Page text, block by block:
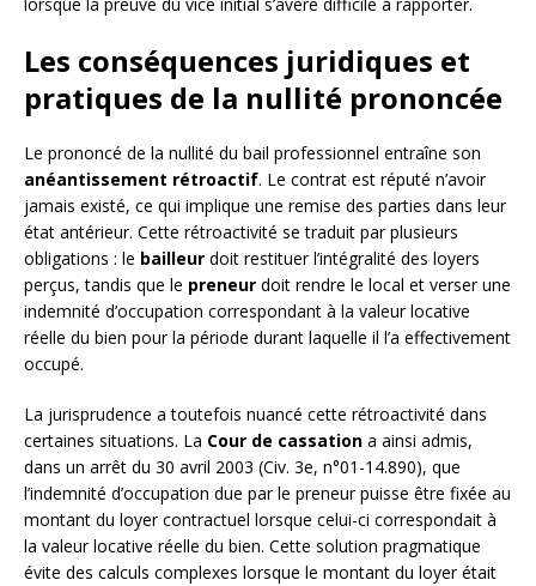
Les conséquences juridiques et
pratiques de la nullité prononcée
Le prononcé de la nullité du bail professionnel entraîne son
anéantissement rétroactif. Le contrat est réputé n’avoir
jamais existé, ce qui implique une remise des parties dans leur
état antérieur. Cette rétroactivité se traduit par plusieurs
obligations : le bailleur doit restituer l’intégralité des loyers
perçus, tandis que le preneur doit rendre le local et verser une
indemnité d’occupation correspondant à la valeur locative
réelle du bien pour la période durant laquelle il l’a effectivement
occupé.
La jurisprudence a toutefois nuancé cette rétroactivité dans
certaines situations. La Cour de cassation a ainsi admis,
dans un arrêt du 30 avril 2003 (Civ. 3e, n°01-14.890), que
l’indemnité d’occupation due par le preneur puisse être fixée au
montant du loyer contractuel lorsque celui-ci correspondait à
la valeur locative réelle du bien. Cette solution pragmatique
évite des calculs complexes lorsque le montant du loyer était